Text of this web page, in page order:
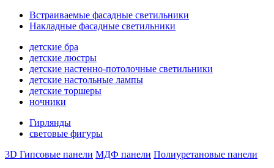
Встраиваемые фасадные светильники
Накладные фасадные светильники
детские бра
детские люстры
детские настенно-потолочные светильники
детские настольные лампы
детские торшеры
ночники
Гирлянды
световые фигуры
3D Гипсовые панели МДФ панели Полиуретановые панели